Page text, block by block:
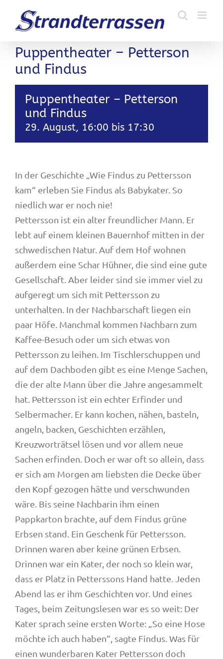
Inhalt
springen
Puppentheater – Petterson
und Findus
Puppentheater – Petterson
und Findus
29. August, 16:00 bis 17:30
In der Geschichte „Wie Findus zu Pettersson
kam“ erleben Sie Findus als Babykater. So
niedlich war er noch nie!
Pettersson ist ein alter freundlicher Mann. Er
lebt auf einem kleinen Bauernhof mitten in der
schwedischen Natur. Auf dem Hof wohnen
außerdem eine Schar Hühner, die sind eine gute
Gesellschaft. Aber leider sind sie immer viel zu
aufgeregt um sich mit Pettersson zu
unterhalten. In der Nachbarschaft liegen ein
paar Höfe. Manchmal kommen Nachbarn zum
Kaffee-Besuch oder um sich etwas von
Pettersson zu leihen. Im Tischlerschuppen und
auf dem Dachboden gibt es eine Menge Sachen,
die der alte Mann über die Jahre angesammelt
hat. Pettersson ist ein echter Erfinder und
Selbermacher. Er kann kochen, nähen, basteln,
angeln, backen, Geschichten erzählen,
Kreuzworträtsel lösen und vor allem neue
Sachen erfinden. Doch er war oft so allein, dass
er sich am Morgen am liebsten die Decke über
den Kopf gezogen hätte und verschwunden
wäre. Bis seine Nachbarin ihm einen
Pappkarton brachte, auf dem Findus grüne
Erbsen stand. Ein Geschenk für Pettersson.
Drinnen waren aber keine grünen Erbsen.
Drinnen war ein Kater, der noch so klein war,
dass er Platz in Petterssons Hand hatte. Jeden
Abend las er ihm Geschichten vor. Und eines
Tages, beim Zeitungslesen war es so weit: Der
Kater sprach seine ersten Worte: „So eine Hose
möchte ich auch haben“, sagte Findus. Was für
einen wunderbaren Kater Pettersson doch